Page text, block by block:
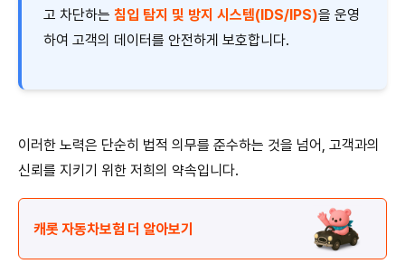
고 차단하는 침입 탐지 및 방지 시스템(IDS/IPS)을 운영
하여 고객의 데이터를 안전하게 보호합니다.
이러한 노력은 단순히 법적 의무를 준수하는 것을 넘어, 고객과의
신뢰를 지키기 위한 저희의 약속입니다.
캐롯 자동차보험 더 알아보기